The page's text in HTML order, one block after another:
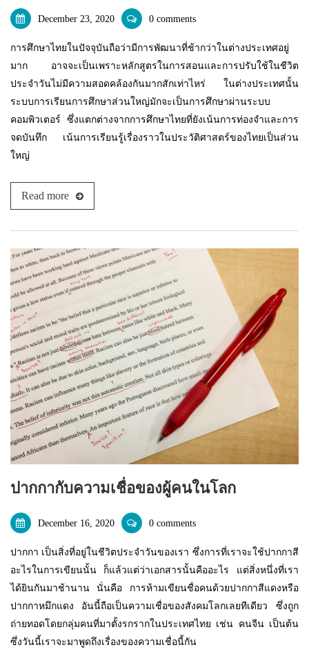
December 23, 2020 0 comments
การศึกษาไทยในปัจจุบันถือว่ามีการพัฒนาที่ช้ากว่าในต่างประเทศอยู่
มาก อาจจะเป็นเพราะหลักสูตรในการสอนและการปรับใช้ในชีวิต
ประจำวันไม่มีความสอดคล้องกันมากสักเท่าไหร่ ในต่างประเทศนั้น
ระบบการเรียนการศึกษาส่วนใหญ่มักจะเป็นการศึกษาผ่านระบบ
คอมพิวเตอร์ ซึ่งแตกต่างจากการศึกษาไทยที่ยังเน้นการท่องจำและการ
จดบันทึก เน้นการเรียนรู้เรื่องราวในประวัติศาสตร์ของไทยเป็นส่วน
ใหญ่
Read more
ปากกากับความเชื่อของผู้คนในโลก
December 16, 2020 0 comments
ปากกา เป็นสิ่งที่อยู่ในชีวิตประจำวันของเรา ซึ่งการที่เราจะใช้ปากกาสี
อะไรในการเขียนนั้น ก็แล้วแต่ว่าเอกสารนั้นคืออะไร แต่สิ่งหนึ่งที่เรา
ได้ยินกันมาช้านาน นั่นคือ การห้ามเขียนชื่อคนด้วยปากกาสีแดงหรือ
ปากกาหมึกแดง อันนี้ถือเป็นความเชื่อของสังคมโลกเลยทีเดียว ซึ่งถูก
ถ่ายทอดโดยกลุ่มคนที่มาตั้งรกรากในประเทศไทย เช่น คนจีน เป็นต้น
ซึ่งวันนี้เราจะมาพูดถึงเรื่องของความเชื่อนี้กัน